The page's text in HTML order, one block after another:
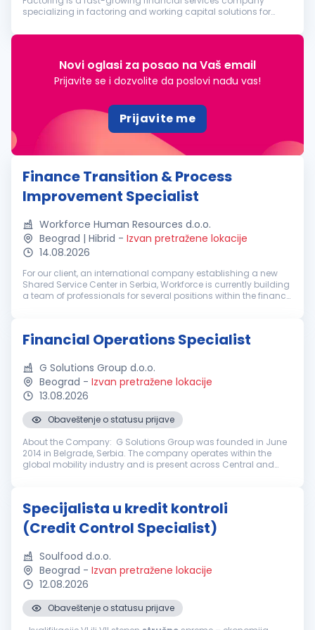
specializing in factoring and working capital solutions for
an ambitious, ...
Novi oglasi za posao na Vaš email
Prijavite se i dozvolite da poslovi nađu vas!
Prijavite me
Finance Transition & Process
Improvement Specialist
Workforce Human Resources d.o.o.
Beograd | Hibrid - Izvan pretražene lokacije
14.08.2026
For our client, an international company establishing a new
Shared Service Center in Serbia, Workforce is currently building
a team of professionals for several positions within the finance
Financial Operations Specialist
G Solutions Group d.o.o.
Beograd - Izvan pretražene lokacije
13.08.2026
Obaveštenje o statusu prijave
About the Company: G Solutions Group was founded in June
2014 in Belgrade, Serbia. The company operates within the
global mobility industry and is present across Central and
Specijalista u kredit kontroli
(Credit Control Specialist)
Soulfood d.o.o.
Beograd - Izvan pretražene lokacije
12.08.2026
Obaveštenje o statusu prijave